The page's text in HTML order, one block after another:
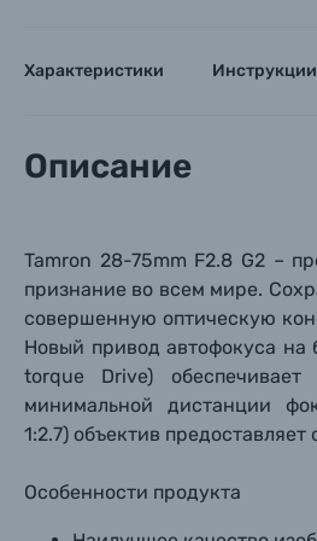
Каталог товаров
Цифровые
Характеристики Инструкции
Описание
Tamron 28-75mm F2.8 G2 –
признание во всем мире.
совершенную оптическую
Новый привод автофокуса на
torque Drive)
минимальной дистанции
1:2.7) объектив
Особенности продукта